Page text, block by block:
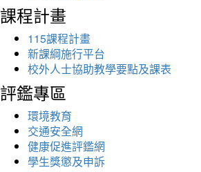
課程計畫
115課程計畫
新課綱施行平台
校外人士協助教學要點及課表
評鑑專區
環境教育
交通安全網
健康促進評鑑網
學生獎懲及申訴